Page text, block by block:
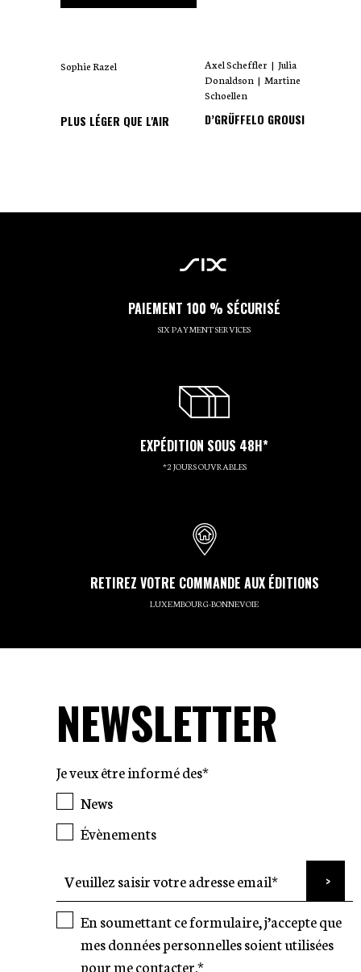
Sophie Razel
PLUS LÉGER QUE L'AIR
Axel Scheffler | Julia
Donaldson | Martine
Schoellen
D’GRÜFFELO GROUSI
PAIEMENT 100 % SÉCURISÉ
SIX PAYMENT SERVICES
EXPÉDITION SOUS 48H*
*2 JOURS OUVRABLES
RETIREZ VOTRE COMMANDE AUX ÉDITIONS
LUXEMBOURG-BONNEVOIE
NEWSLETTER
Je veux être informé des*
News
Évènements
En soumettant ce formulaire, j’accepte que
mes données personnelles soient utilisées
pour me contacter.*